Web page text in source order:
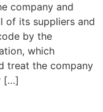
company and
of its suppliers and
by the
which
treat the company
[…]